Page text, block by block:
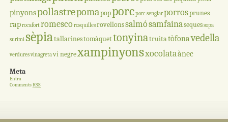
pinyonspollastrepomapopporcporc senglarporrosprunes
raprocafortromesco rosquillesrovellonssalmósamfainasequessopa
surimi sèpiatallarinestomàquettonyinatruitatòfonavedella
verduresvinagretavi negrexampinyonsxocolataànec
Meta
Entra
CommentsRSS